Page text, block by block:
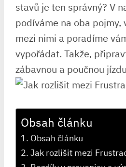
stavů je ten správný? V
podíváme na oba
mezi nimi a poradíme
vypořádat. Takže,
zábavnou a poučnou
Obsah článku
Obsah článku
Jak rozlišit mezi